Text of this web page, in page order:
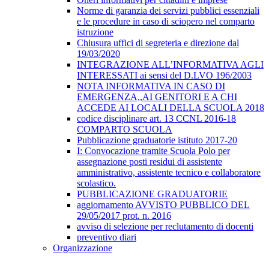
Norme di garanzia dei servizi pubblici essenziali
e le procedure in caso di sciopero nel comparto
istruzione
Chiusura uffici di segreteria e direzione dal
19/03/2020
INTEGRAZIONE ALL’INFORMATIVA AGLI
INTERESSATI ai sensi del D.LVO 196/2003
NOTA INFORMATIVA IN CASO DI
EMERGENZA,,AI GENITORI E A CHI
ACCEDE AI LOCALI DELLA SCUOLA 2018
codice disciplinare art. 13 CCNL 2016-18
COMPARTO SCUOLA
Pubblicazione graduatorie istituto 2017-20
I: Convocazione tramite Scuola Polo per
assegnazione posti residui di assistente
amministrativo, assistente tecnico e collaboratore
scolastico.
PUBBLICAZIONE GRADUATORIE
aggiornamento AVVISTO PUBBLICO DEL
29/05/2017 prot. n. 2016
avviso di selezione per reclutamento di docenti
preventivo diari
Organizzazione